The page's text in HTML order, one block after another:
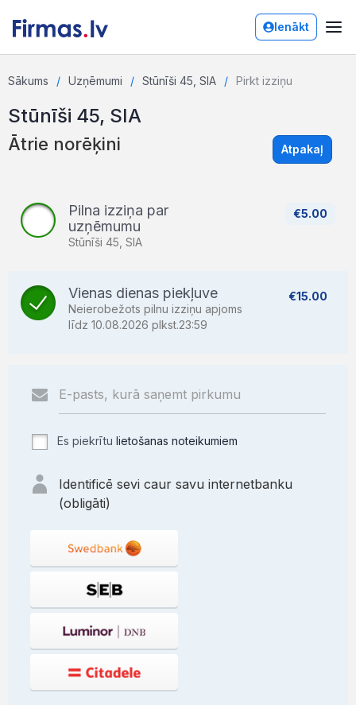
Ienākt
Sākums Uzņēmumi Stūnīši 45, SIA Pirkt izziņu
Stūnīši 45, SIA
Ātrie norēķini Atpakaļ
€5.00
Pilna izziņa par
uzņēmumu
Stūnīši 45, SIA
€15.00
Vienas dienas piekļuve
Neierobežots pilnu izziņu apjoms
līdz 10.08.2026 plkst.23:59
Es piekrītu lietošanas noteikumiem
Identificē sevi caur savu internetbanku
(obligāti)